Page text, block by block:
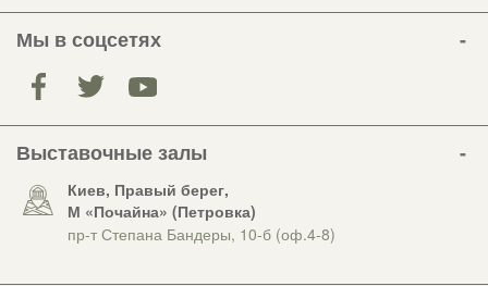
Мы в соцсетях
Выставочные залы
Киев, Правый берег,
М «Почайна» (Петровка)
пр-т Степана Бандеры, 10-б (оф.4-8)